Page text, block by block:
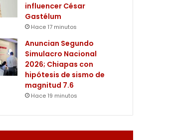
influencer César
Gastélum
Hace 17 minutos
Anuncian Segundo
Simulacro Nacional
2026; Chiapas con
hipótesis de sismo de
magnitud 7.6
Hace 19 minutos